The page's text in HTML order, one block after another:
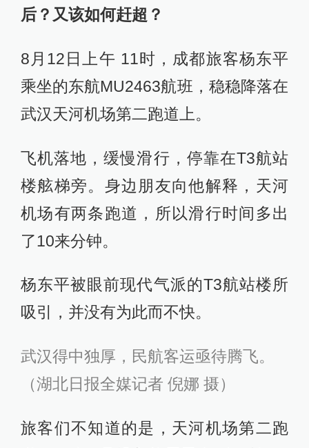
后？又该如何赶超？
8月12日上午 11时，成都旅客杨东平
乘坐的东航MU2463航班，稳稳降落在
武汉天河机场第二跑道上。
飞机落地，缓慢滑行，停靠在T3航站
楼舷梯旁。身边朋友向他解释，天河
机场有两条跑道，所以滑行时间多出
了10来分钟。
杨东平被眼前现代气派的T3航站楼所
吸引，并没有为此而不快。
武汉得中独厚，民航客运亟待腾飞。
（湖北日报全媒记者 倪娜 摄）
旅客们不知道的是，天河机场第二跑